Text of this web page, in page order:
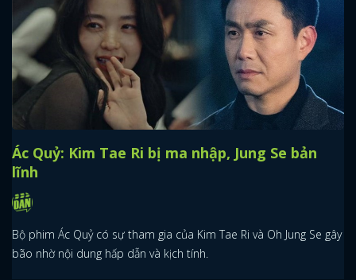
Ác Quỷ: Kim Tae Ri bị ma nhập, Jung Se bản
lĩnh
Bộ phim Ác Quỷ có sự tham gia của Kim Tae Ri và Oh Jung Se gây
bão nhờ nội dung hấp dẫn và kịch tính.